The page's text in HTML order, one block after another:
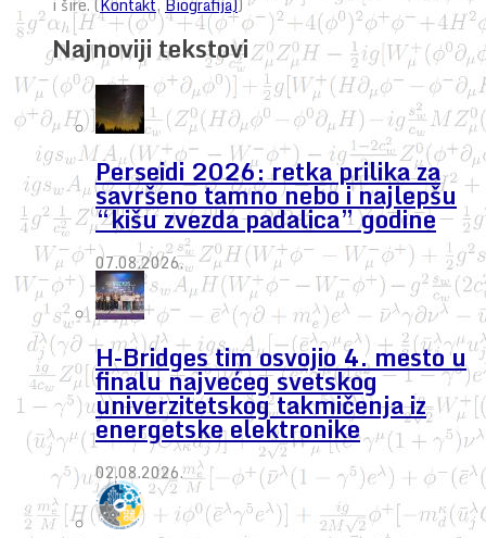
Najnoviji tekstovi
Perseidi 2026: retka prilika za
savršeno tamno nebo i najlepšu
“kišu zvezda padalica” godine
07.08.2026.
H-Bridges tim osvojio 4. mesto u
finalu najvećeg svetskog
univerzitetskog takmičenja iz
energetske elektronike
02.08.2026.